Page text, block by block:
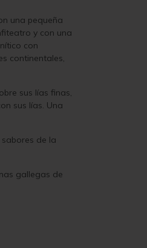
una pequeña
y con una
con
continentales,
sus lías finas,
sus lías. Una
de la
gallegas de